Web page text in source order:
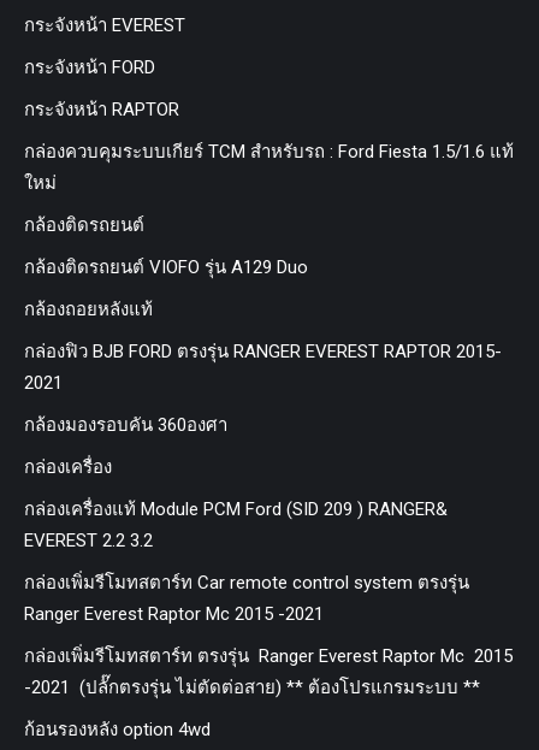
กระจังหน้า EVEREST
กระจังหน้า FORD
กระจังหน้า RAPTOR
กล่องควบคุมระบบเกียร์ TCM สำหรับรถ : Ford Fiesta 1.5/1.6 แท้
ใหม่
กล้องติดรถยนต์
กล้องติดรถยนต์ VIOFO รุ่น A129 Duo
กล้องถอยหลังแท้
กล่องฟิว BJB FORD ตรงรุ่น RANGER EVEREST RAPTOR 2015-
2021
กล้องมองรอบคัน 360องศา
กล่องเครื่อง
กล่องเครื่องแท้ Module PCM Ford (SID 209 ) RANGER&
EVEREST 2.2 3.2
กล่องเพิ่มรีโมทสตาร์ท Car remote control system ตรงรุ่น
Ranger Everest Raptor Mc 2015 -2021
กล่องเพิ่มรีโมทสตาร์ท ตรงรุ่น Ranger Everest Raptor Mc 2015
-2021 (ปลั๊กตรงรุ่น ไม่ตัดต่อสาย) ** ต้องโปรแกรมระบบ **
ก้อนรองหลัง option 4wd